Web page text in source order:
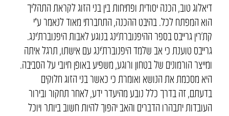
דיאלוג טוב, הכנה יסודית ופתיחות בין בני הזוג לקראת התהליך
הוא המפתח לכל. בהיבט ההכנה, התחברתי מאוד לנאמר ע”י
קת’רין גרייבס בספר ההיפנוברת’ינג בנוגע לאבות היפנוברת’ינג.
גרייבס טוענת כי אב שלמד היפנוברת’ינג עם אישתו, תרגל איתה
ומייצר הורמונים של בטחון ורוגע, משפיע באופן חיובי על הסביבה.
היא מסכמת את הנושא ואומרת כי כאשר בני הזוג חלוקים
בדעתם, זה בדרך כלל נובע מהיעדר ידע, לאחר תחקור ובירור
העובדות יתבהרו הדברים והאב יהפוך להיות חשוב ביותר ויוכל